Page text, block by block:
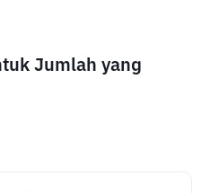
Jumlah yang